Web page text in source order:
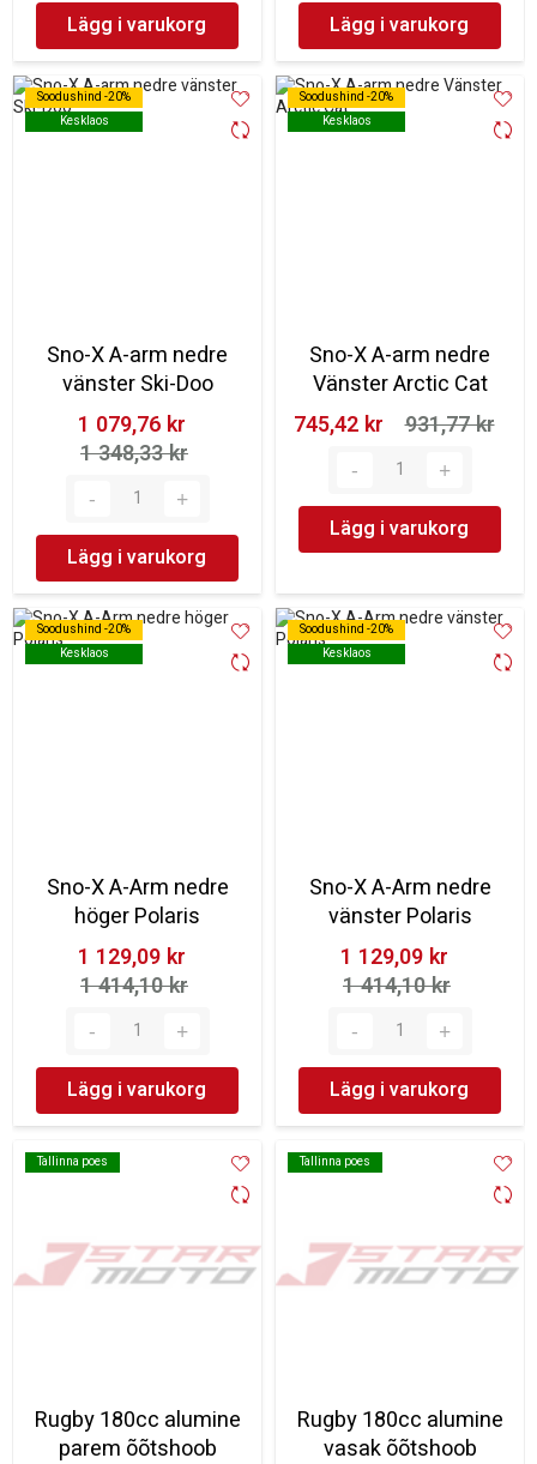
Lägg i varukorg Lägg i varukorg
Soodushind -20%
Kesklaos
Soodushind -20%
Kesklaos
Sno-X A-arm nedre
vänster Ski-Doo
1 079,76 kr‎
1 348,33 kr‎
Lägg i varukorg
Soodushind -20%
Kesklaos
Soodushind -20%
Kesklaos
Sno-X A-arm nedre
Vänster Arctic Cat
745,42 kr‎
931,77 kr‎
Lägg i varukorg
Soodushind -20%
Kesklaos
Soodushind -20%
Kesklaos
Sno-X A-Arm nedre
höger Polaris
1 129,09 kr‎
1 414,10 kr‎
Lägg i varukorg
Soodushind -20%
Kesklaos
Soodushind -20%
Kesklaos
Sno-X A-Arm nedre
vänster Polaris
1 129,09 kr‎
1 414,10 kr‎
Lägg i varukorg
Tallinna poes
Tallinna poes
Rugby 180cc alumine
parem õõtshoob
Tallinna poes
Tallinna poes
Rugby 180cc alumine
vasak õõtshoob